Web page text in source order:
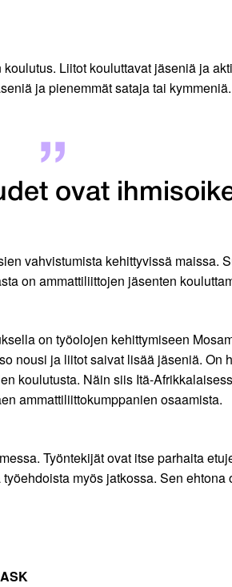
Liitot kouluttavat jäseniä ja
ja pienemmät sataja tai kymmeniä.
ovat
vahvistumista kehittyvissä maissa.
on ammattiliittojen jäsenten
on työolojen kehittymiseen
nousi ja liitot saivat lisää jäseniä. On
koulutusta. Näin siis Itä-
ammattiliittokumppanien osaamista.
Työntekijät ovat itse parhaita
myös jatkossa. Sen